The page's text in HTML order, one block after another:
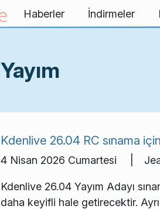
Haberler İndirmeler
Yayım
Kdenlive 26.04 RC sınama
4 Nisan 2026 Cumartesi |
Kdenlive 26.04 Yayım Adayı
daha keyifli hale getirecektir.